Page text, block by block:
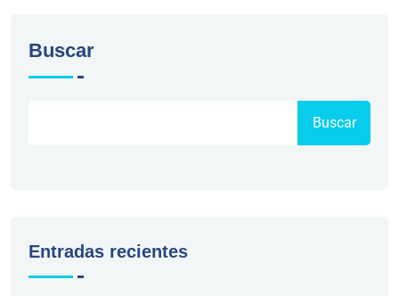
Buscar
Buscar
Entradas recientes